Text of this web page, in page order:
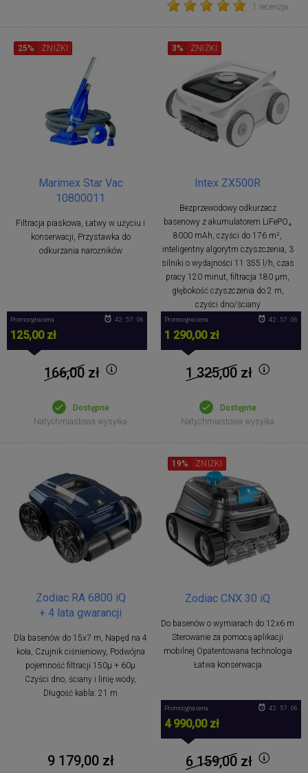
1 recenzja
Marimex Star Vac
10800011
Filtracja piaskowa, Łatwy w użyciu i
konserwacji, Przystawka do
odkurzania narożników
25% ZNIŻKI
Promocyjna cena
125,00 zł
42 : 57 : 05
166,00zł
Dostępne
Natychmiastowa wysyłka
Intex ZX500R
Bezprzewodowy odkurzacz
basenowy z akumulatorem LiFePO₄
8000 mAh, czyści do 176 m²,
inteligentny algorytm czyszczenia, 3
silniki o wydajności 11 355 l/h, czas
pracy 120 minut, filtracja 180 μm,
głębokość czyszczenia do 2 m,
czyści dno/ściany
3% ZNIŻKI
Promocyjna cena
1 290,00 zł
42 : 57 : 05
1 325,00zł
Dostępne
Natychmiastowa wysyłka
Zodiac RA 6800 iQ
+ 4 lata gwarancji
Dla basenów do 15x7 m, Napęd na 4
koła, Czujnik ciśnieniowy, Podwójna
pojemność filtracji 150μ + 60μ
Czyści dno, ściany i linię wody,
Długość kabla: 21 m
9 179,00 zł
Zodiac CNX 30 iQ
Do basenów o wymiarach do 12x6 m
Sterowanie za pomocą aplikacji
mobilnej Opatentowana technologia
Łatwa konserwacja
19% ZNIŻKI
Promocyjna cena
4 990,00 zł
42 : 57 : 05
6 159,00zł